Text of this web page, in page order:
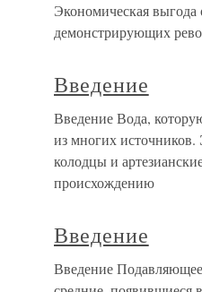
Экономическая
демонстрирующих
Введение
Введение Вода,
из многих источников.
колодцы и
происхождению
Введение
Введение